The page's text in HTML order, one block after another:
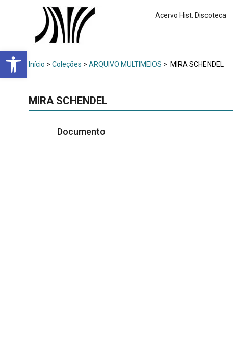
Abrir a barra de ferramentas
Acervo Hist. Discoteca
Início > Coleções > ARQUIVO MULTIMEIOS > MIRA SCHENDEL
MIRA SCHENDEL
Documento